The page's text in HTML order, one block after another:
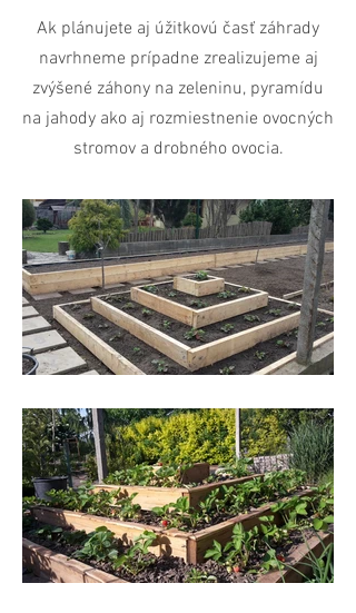
Ak plánujete aj úžitkovú časť záhrady
navrhneme prípadne zrealizujeme aj
zvýšené záhony na zeleninu, pyramídu
na jahody ako aj rozmiestnenie ovocných
stromov a drobného ovocia.